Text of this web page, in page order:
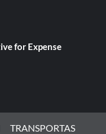
for Expense
TRANSPORTAS